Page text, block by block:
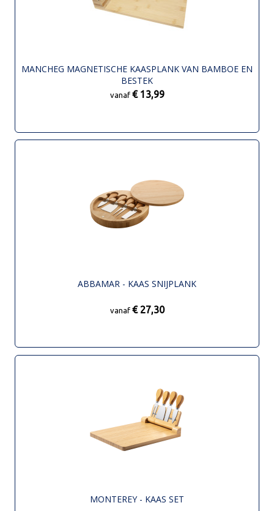
MANCHEG MAGNETISCHE KAASPLANK VAN BAMBOE EN
BESTEK
vanaf € 13,99
ABBAMAR - KAAS SNIJPLANK
vanaf € 27,30
MONTEREY - KAAS SET